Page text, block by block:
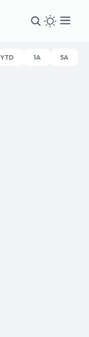
YTD 1A 5A